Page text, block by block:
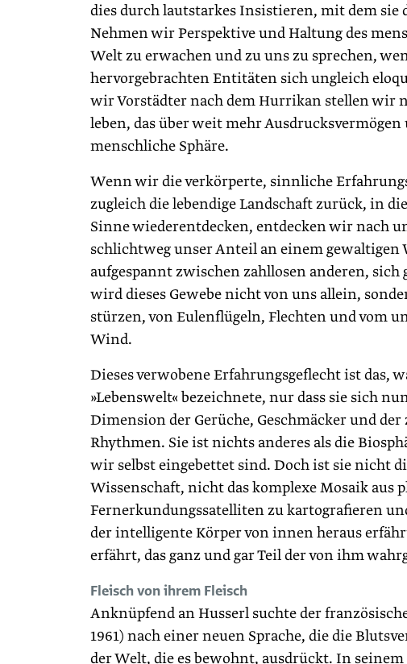
dies durch lautstarkes Insistieren, mit dem
Nehmen wir Perspektive und Haltung des
Welt zu erwachen und zu uns zu sprechen,
hervorgebrachten Entitäten sich ungleich
wir Vorstädter nach dem Hurrikan stellen wir
leben, das über weit mehr
menschliche Sphäre.
Wenn wir die verkörperte, sinnliche
zugleich die lebendige Landschaft zurück, in
Sinne wiederentdecken, entdecken wir nach
schlichtweg unser Anteil an einem
aufgespannt zwischen zahllosen anderen,
wird dieses Gewebe nicht von uns allein,
stürzen, von Eulenflügeln, Flechten und vom
Wind.
Dieses verwobene Erfahrungsgeflecht ist das,
»Lebenswelt« bezeichnete, nur dass sie sich
Dimension der Gerüche, Geschmäcker und
Rhythmen. Sie ist nichts anderes als die
wir selbst eingebettet sind. Doch ist sie nicht
Wissenschaft, nicht das komplexe Mosaik aus
Fernerkundungssatelliten zu kartografieren
der intelligente Körper von innen heraus
erfährt, das ganz und gar Teil der von ihm
Fleisch von ihrem Fleisch
Anknüpfend an Husserl suchte der
1961) nach einer neuen Sprache, die die
der Welt, die es bewohnt, ausdrückt. In